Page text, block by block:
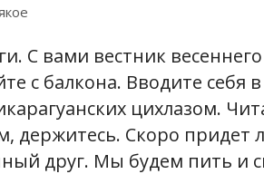
С вами вестник
с балкона. Вводите себя
цихлазом.
держитесь. Скоро придет
друг. Мы будем пить и